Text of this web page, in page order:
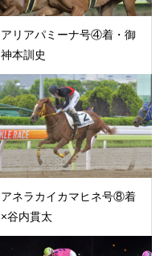
アリアパミーナ号④着・御
神本訓史
アネラカイカマヒネ号⑧着
×谷内貫太